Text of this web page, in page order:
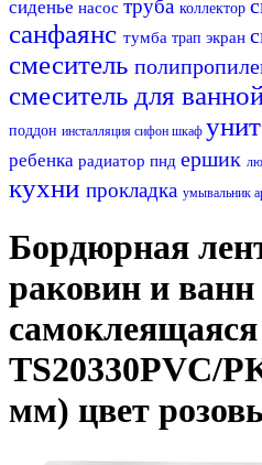
сиденье насос труба коллектор
санфаянс тумба трап экран
смеситель
смеситель для
поддон инсталляция сифон шкаф
ребенка радиатор пнд ершик
кухни прокладка умывальник
Бордюрная
раковин и ванн
TS20330PVC/
мм) цвет